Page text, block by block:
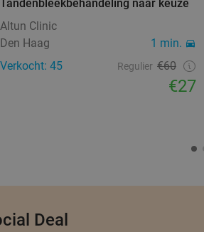
Tandenbleekbehandeling naar keuze
Altun Clinic
Den Haag
1 min.
Verkocht: 45
Regulier €60
€27
Deal